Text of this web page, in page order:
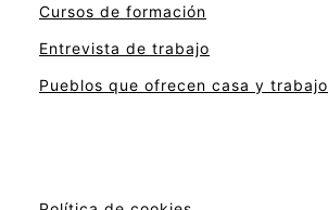
Cursos de formación
Entrevista de trabajo
Pueblos que ofrecen casa y trabajo